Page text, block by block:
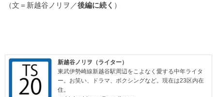
（文＝新越谷ノリヲ／後編に続く ）
新越谷ノリヲ（ライター）
東武伊勢崎線新越谷駅周辺をこよなく愛する中年ライタ
ー。お笑い、ドラマ、ボクシングなど。現在は23区内在
住。